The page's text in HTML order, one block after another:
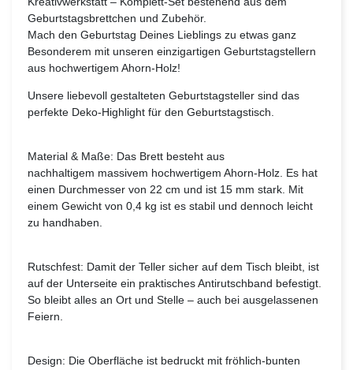
Geburtstagsbrettchen und Zubehör.
Mach den Geburtstag Deines Lieblings zu etwas ganz
Besonderem mit unseren einzigartigen Geburtstagstellern
aus hochwertigem Ahorn-Holz!
Unsere liebevoll gestalteten Geburtstagsteller sind das
perfekte Deko-Highlight für den Geburtstagstisch.
Material & Maße: Das Brett besteht aus
nachhaltigem massivem hochwertigem Ahorn-Holz. Es hat
einen Durchmesser von 22 cm und ist 15 mm stark. Mit
einem Gewicht von 0,4 kg ist es stabil und dennoch leicht
zu handhaben.
Rutschfest: Damit der Teller sicher auf dem Tisch bleibt, ist
auf der Unterseite ein praktisches Antirutschband befestigt.
So bleibt alles an Ort und Stelle – auch bei ausgelassenen
Feiern.
Design: Die Oberfläche ist bedruckt mit fröhlich-bunten